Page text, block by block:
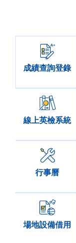
成績查詢登錄
線上英檢系統
行事曆
場地設備借用